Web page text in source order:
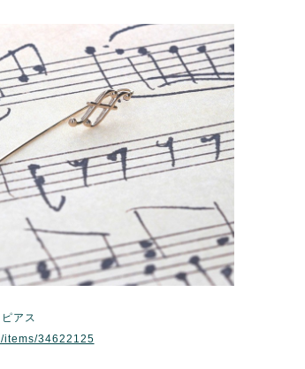
アス
items/34622125